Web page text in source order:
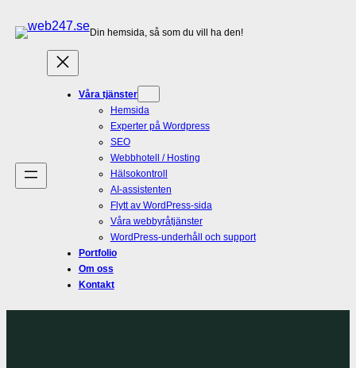
till
Din hemsida, så som du vill ha den!
Våra tjänster
Hemsida
Experter på Wordpress
SEO
Webbhotell / Hosting
Hälsokontroll
AI-assistenten
Flytt av WordPress-sida
Våra webbyråtjänster
WordPress-underhåll och support
Portfolio
Om oss
Kontakt